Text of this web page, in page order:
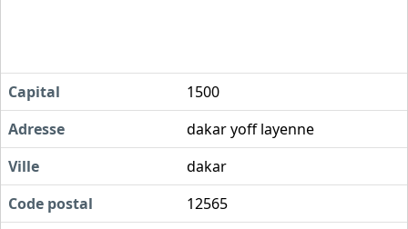
Capital
1500
Adresse
dakar yoff layenne
Ville
dakar
Code postal
12565